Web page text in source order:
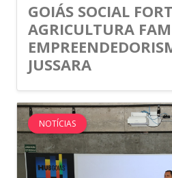
GOIÁS SOCIAL
AGRICULTURA
JUSSARA
NOTÍCIAS